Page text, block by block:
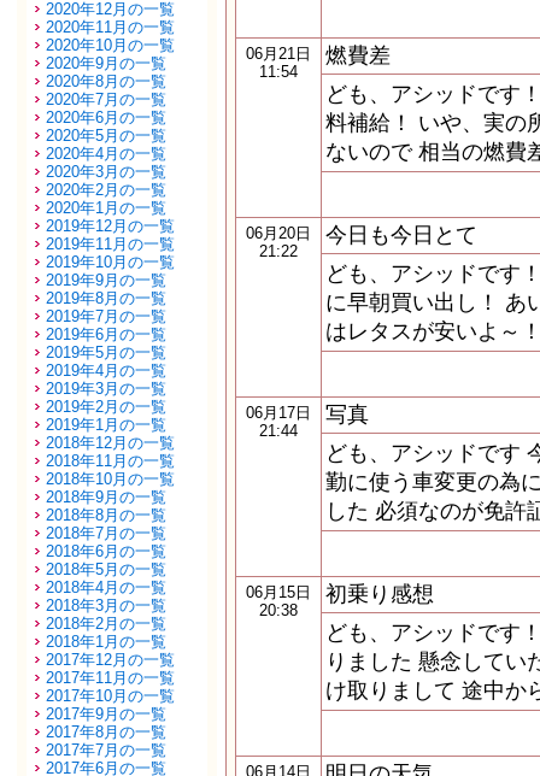
2020年12月の一覧
2020年11月の一覧
2020年10月の一覧
2020年9月の一覧
2020年8月の一覧
2020年7月の一覧
2020年6月の一覧
2020年5月の一覧
2020年4月の一覧
2020年3月の一覧
2020年2月の一覧
2020年1月の一覧
2019年12月の一覧
2019年11月の一覧
2019年10月の一覧
2019年9月の一覧
2019年8月の一覧
2019年7月の一覧
2019年6月の一覧
2019年5月の一覧
2019年4月の一覧
2019年3月の一覧
2019年2月の一覧
2019年1月の一覧
2018年12月の一覧
2018年11月の一覧
2018年10月の一覧
2018年9月の一覧
2018年8月の一覧
2018年7月の一覧
2018年6月の一覧
2018年5月の一覧
2018年4月の一覧
2018年3月の一覧
2018年2月の一覧
2018年1月の一覧
2017年12月の一覧
2017年11月の一覧
2017年10月の一覧
2017年9月の一覧
2017年8月の一覧
2017年7月の一覧
2017年6月の一覧
06月21日
11:54
燃費差
ども、アシッドです
料補給！ いや、実の
ないので 相当の燃費
06月20日
21:22
今日も今日とて
ども、アシッドです
に早朝買い出し！ あ
はレタスが安いよ～
06月17日
21:44
写真
ども、アシッドです
勤に使う車変更の為
した 必須なのが免許
06月15日
20:38
初乗り感想
ども、アシッドです
りました 懸念してい
け取りまして 途中か
06月14日